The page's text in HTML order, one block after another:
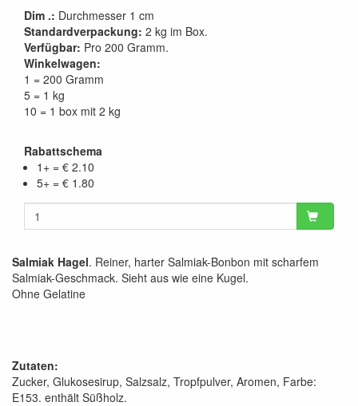
Dim .: Durchmesser 1 cm
Standardverpackung: 2 kg im Box.
Verfügbar: Pro 200 Gramm.
Winkelwagen:
1 = 200 Gramm
5 = 1 kg
10 = 1 box mit 2 kg
Rabattschema
1+ = € 2.10
5+ = € 1.80
Salmiak Hagel. Reiner, harter Salmiak-Bonbon mit scharfem
Salmiak-Geschmack. Sieht aus wie eine Kugel.
Ohne Gelatine
Zutaten:
Zucker, Glukosesirup, Salzsalz, Tropfpulver, Aromen, Farbe:
E153. enthält Süßholz.